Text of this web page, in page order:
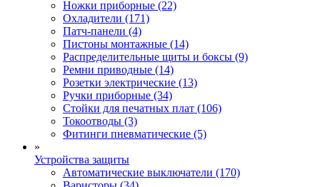
Ножки приборные (22)
Охладители (171)
Патч-панели (4)
Пистоны монтажные (14)
Распределительные щиты и боксы (9)
Ремни приводные (14)
Розетки электрические (13)
Ручки приборные (34)
Стойки для печатных плат (106)
Токоотводы (3)
Фитинги пневматические (5)
»
Устройства защиты
Автоматические выключатели (170)